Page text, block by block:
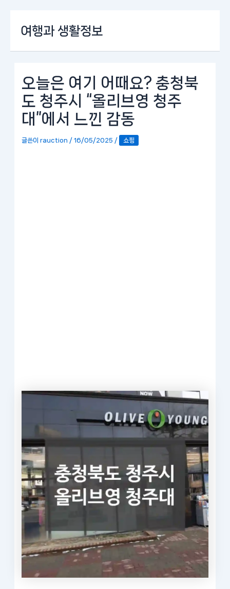
로
여행과 생활정보
오늘은 여기 어때요? 충청북
도 청주시 “올리브영 청주
대”에서 느낀 감동
글쓴이rauction /16/05/2025 / 쇼핑